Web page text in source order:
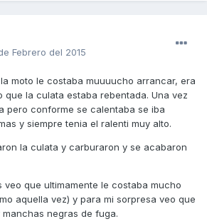
Febrero del 2015
moto le costaba muuuucho arrancar, era
que la culata estaba rebentada. Una vez
pero conforme se calentaba se iba
y siempre tenia el ralenti muy alto.
la culata y carburaron y se acabaron
veo que ultimamente le costaba mucho
aquella vez) y para mi sorpresa veo que
negras de fuga.